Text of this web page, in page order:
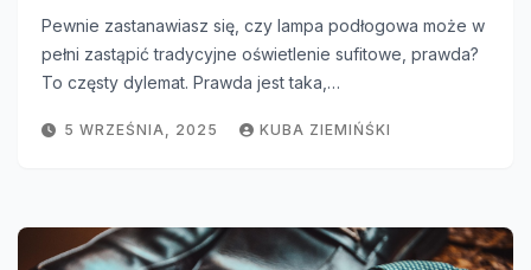
Pewnie zastanawiasz się, czy lampa podłogowa może w
pełni zastąpić tradycyjne oświetlenie sufitowe, prawda?
To częsty dylemat. Prawda jest taka,…
5 WRZEŚNIA, 2025 KUBA ZIEMIŃŚKI